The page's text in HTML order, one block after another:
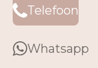
Telefoon
Whatsapp